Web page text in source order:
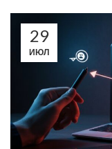
29
ИЮЛ